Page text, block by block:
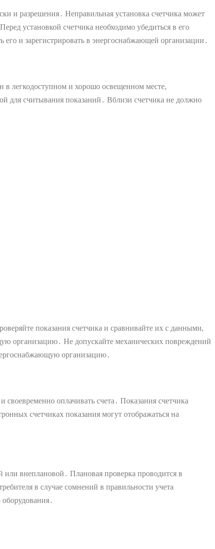
и разрешения․ Неправильная установка счетчика может
установкой счетчика необходимо убедиться в его
и зарегистрировать в энергоснабжающей организации․
в легкодоступном и хорошо освещенном месте,
для считывания показаний․ Вблизи счетчика не должно
показания счетчика и сравнивайте их с данными,
организацию․ Не допускайте механических повреждений
организацию․
своевременно оплачивать счета․ Показания счетчика
счетчиках показания могут отображаться на
или внеплановой․ Плановая проверка проводится в
в случае сомнений в правильности учета